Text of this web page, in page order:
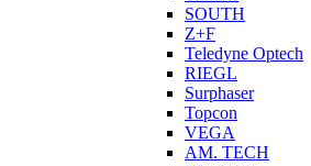
SOUTH
Z+F
Teledyne Optech
RIEGL
Surphaser
Topcon
VEGA
AM. TECH